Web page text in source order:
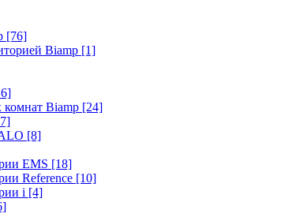
[76]
Biamp [1]
Biamp [24]
[8]
EMS [18]
Reference [10]
i [4]